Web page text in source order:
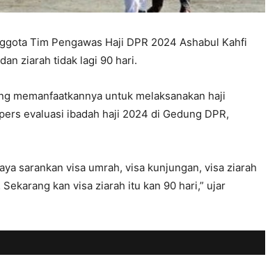
Tim Pengawas Haji DPR 2024 Ashabul Kahfi
ziarah tidak lagi 90 hari.
memanfaatkannya untuk melaksanakan haji
evaluasi ibadah haji 2024 di Gedung DPR,
sarankan visa umrah, visa kunjungan, visa ziarah
kan visa ziarah itu kan 90 hari,” ujar